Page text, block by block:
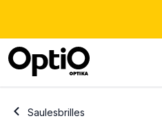
Saulesbrilles